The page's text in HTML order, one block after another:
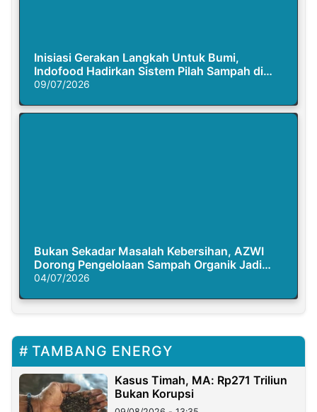
Inisiasi Gerakan Langkah Untuk Bumi,
Indofood Hadirkan Sistem Pilah Sampah di
Semasa Piknik
09/07/2026
Bukan Sekadar Masalah Kebersihan, AZWI
Dorong Pengelolaan Sampah Organik Jadi
Solusi Krisis Iklim
04/07/2026
TAMBANG ENERGY
Kasus Timah, MA: Rp271 Triliun
Bukan Korupsi